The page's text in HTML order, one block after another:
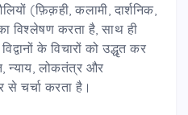
(फ़िक़ही, कलामी, दार्शनिक,
विश्लेषण करता है, साथ ही
के विचारों को उद्धृत कर
न्याय, लोकतंत्र और
से चर्चा करता है।